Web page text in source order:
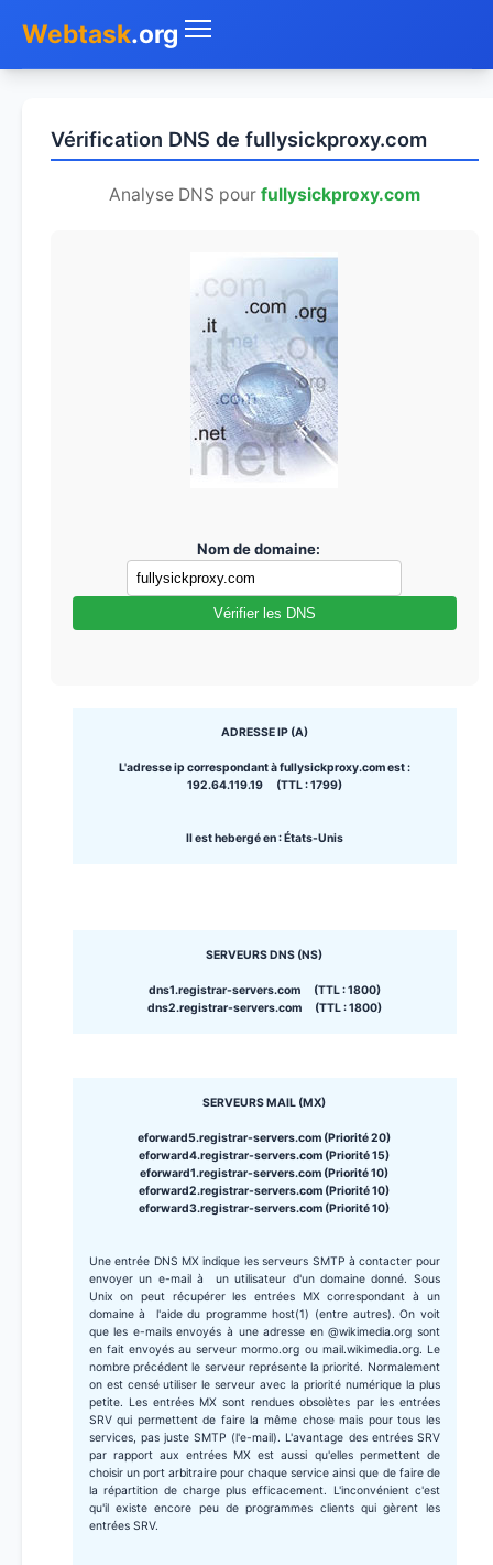
Webtask.org
Whois
Vérification DNS de fullysickproxy.com
Analyse DNS pour fullysickproxy.com
Nom de domaine:
Vérifier les DNS
ADRESSE IP (A)
L'adresse ip correspondant à fullysickproxy.com est :
192.64.119.19 (TTL : 1799)
Il est hebergé en : États-Unis
SERVEURS DNS (NS)
dns1.registrar-servers.com (TTL : 1800)
dns2.registrar-servers.com (TTL : 1800)
SERVEURS MAIL (MX)
eforward5.registrar-servers.com (Priorité 20)
eforward4.registrar-servers.com (Priorité 15)
eforward1.registrar-servers.com (Priorité 10)
eforward2.registrar-servers.com (Priorité 10)
eforward3.registrar-servers.com (Priorité 10)
Une entrée DNS MX indique les serveurs SMTP à contacter pour
envoyer un e-mail à un utilisateur d'un domaine donné. Sous
Unix on peut récupérer les entrées MX correspondant à un
domaine à l'aide du programme host(1) (entre autres). On voit
que les e-mails envoyés à une adresse en @wikimedia.org sont
en fait envoyés au serveur mormo.org ou mail.wikimedia.org. Le
nombre précédent le serveur représente la priorité. Normalement
on est censé utiliser le serveur avec la priorité numérique la plus
petite. Les entrées MX sont rendues obsolètes par les entrées
SRV qui permettent de faire la même chose mais pour tous les
services, pas juste SMTP (l'e-mail). L'avantage des entrées SRV
par rapport aux entrées MX est aussi qu'elles permettent de
choisir un port arbitraire pour chaque service ainsi que de faire de
la répartition de charge plus efficacement. L'inconvénient c'est
qu'il existe encore peu de programmes clients qui gèrent les
entrées SRV.